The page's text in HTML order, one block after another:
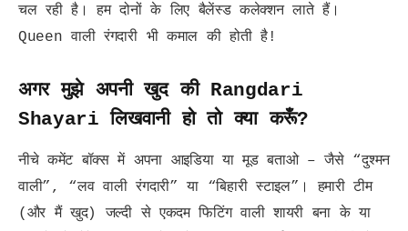
चल रही है। हम दोनों के लिए बैलेंस्ड कलेक्शन लाते हैं।
Queen वाली रंगदारी भी कमाल की होती है!
अगर मुझे अपनी खुद की Rangdari
Shayari लिखवानी हो तो क्या करूँ?
नीचे कमेंट बॉक्स में अपना आइडिया या मूड बताओ – जैसे “दुश्मन
वाली”, “लव वाली रंगदारी” या “बिहारी स्टाइल”। हमारी टीम
(और मैं खुद) जल्दी से एकदम फिटिंग वाली शायरी बना के या